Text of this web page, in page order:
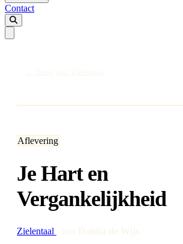
Contact
Aflevering
Je Hart en
Vergankelijkheid
Zielentaal